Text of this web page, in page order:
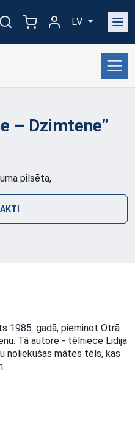
LV
– Dzimtene”
pilsēta,
1985. gadā, pieminot Otrā
Tā autore - tēlniece Lidija
noliekušas mātes tēls, kas